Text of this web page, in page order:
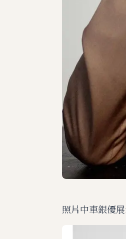
照片中車銀優